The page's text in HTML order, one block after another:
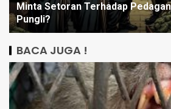
Minta Setoran Terhadap
Pungli?
BACA JUGA !